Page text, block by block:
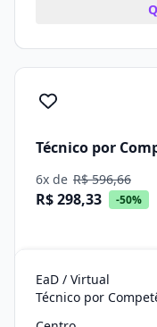
Técnico por
6x de R$ 596,66
R$ 298,33 -50%
EaD / Virtual
Técnico por